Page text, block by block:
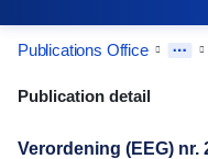
Publications Office
Publication
Publication detail
Verordening (EEG) nr.